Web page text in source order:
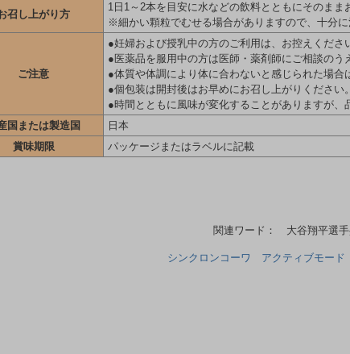
召し上がり方
1日1～2本を目安に水などの飲料とともにそのまま
※細かい顆粒でむせる場合がありますので、十分に
ご注意
●妊婦および授乳中の方のご利用は、お控えくださ
●医薬品を服用中の方は医師・薬剤師にご相談のう
●体質や体調により体に合わないと感じられた場合
●個包装は開封後はお早めにお召し上がりください。
●時間とともに風味が変化することがありますが、
国または製造国
日本
賞味期限
パッケージまたはラベルに記載
関連ワード： 大谷翔平選
シンクロンコーワ アクティブモー